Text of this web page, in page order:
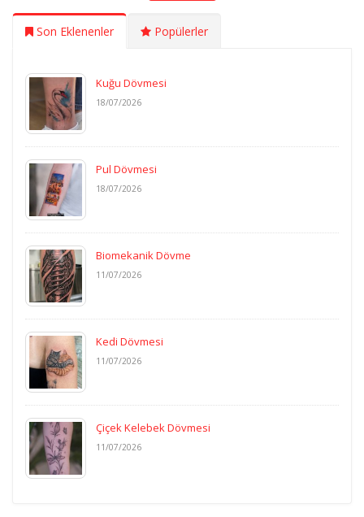
Son Eklenenler Popülerler
Kuğu Dövmesi
18/07/2026
Pul Dövmesi
18/07/2026
Biomekanik Dövme
11/07/2026
Kedi Dövmesi
11/07/2026
Çiçek Kelebek Dövmesi
11/07/2026